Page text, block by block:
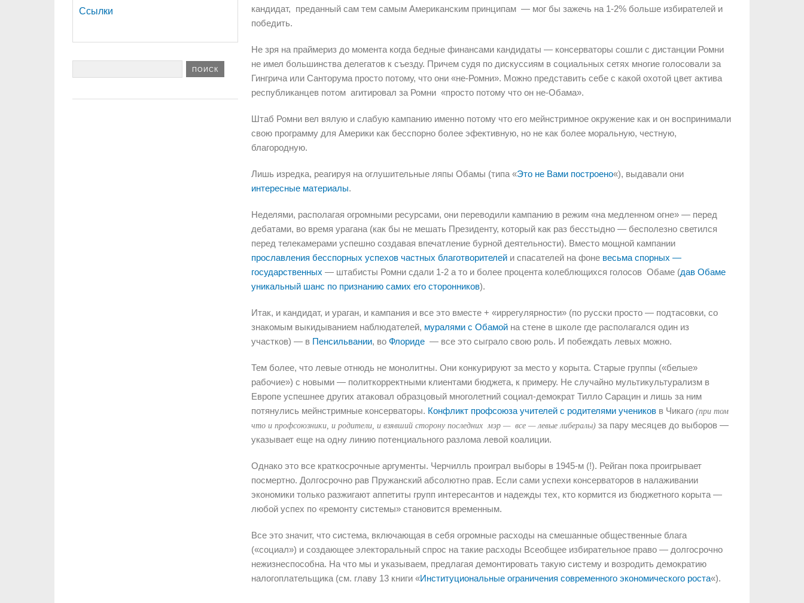
кандидат, преданный сам тем самым Американским принципам — мог бы зажечь на 1-2% больше избирателей и
победить.
Не зря на праймериз до момента когда бедные финансами кандидаты — консерваторы сошли с дистанции Ромни
не имел большинства делегатов к съезду. Причем судя по дискуссиям в социальных сетях многие голосовали за
Гингрича или Санторума просто потому, что они «не-Ромни». Можно представить себе с какой охотой цвет актива
республиканцев потом агитировал за Ромни «просто потому что он не-Обама».
Штаб Ромни вел вялую и слабую кампанию именно потому что его мейнстримное окружение как и он воспринимали
свою программу для Америки как бесспорно более эфективную, но не как более моральную, честную,
благородную.
Лишь изредка, реагируя на оглушительные ляпы Обамы (типа «Это не Вами построено«), выдавали они
интересные материалы.
Неделями, располагая огромными ресурсами, они переводили кампанию в режим «на медленном огне» — перед
дебатами, во время урагана (как бы не мешать Президенту, который как раз бесстыдно — бесполезно светился
перед телекамерами успешно создавая впечатление бурной деятельности). Вместо мощной кампании
прославления бесспорных успехов частных благотворителей и спасателей на фоне весьма спорных —
государственных— штабисты Ромни сдали 1-2 а то и более процента колеблющихся голосов Обаме (дав Обаме
уникальный шанс по признанию самих его сторонников).
Итак, и кандидат, и ураган, и кампания и все это вместе + «иррегулярности» (по русски просто — подтасовки, со
знакомым выкидыванием наблюдателей, муралями с Обамой на стене в школе где располагался один из
участков) — в Пенсильвании, воФлориде — все это сыграло свою роль. И побеждать левых можно.
Тем более, что левые отнюдь не монолитны. Они конкурируют за место у корыта. Старые группы («белые»
рабочие») с новыми — политкорректными клиентами бюджета, к примеру. Не случайно мультикультурализм в
Европе успешнее других атаковал образцовый многолетний социал-демократ Тилло Сарацин и лишь за ним
потянулись мейнстримные консерваторы. Конфликт профсоюза учителей с родителями учеников в Чикаго(при том
что и профсоюзники, и родители, и взявший сторону последних мэр — все — левые либералы) за пару месяцев до выборов —
указывает еще на одну линию потенциального разлома левой коалиции.
Однако это все краткосрочные аргументы. Черчилль проиграл выборы в 1945-м (!). Рейган пока проигрывает
посмертно. Долгосрочно рав Пружанский абсолютно прав. Если сами успехи консерваторов в налаживании
экономики только разжигают аппетиты групп интересантов и надежды тех, кто кормится из бюджетного корыта —
любой успех по «ремонту системы» становится временным.
Все это значит, что система, включающая в себя огромные расходы на смешанные общественные блага
(«социал») и создающее электоральный спрос на такие расходы Всеобщее избирательное право — долгосрочно
нежизнеспособна. На что мы и указываем, предлагая демонтировать такую систему и возродить демократию
налогоплательщика (см. главу 13 книги «Институциональные ограничения современного экономического роста«).
Ссылки